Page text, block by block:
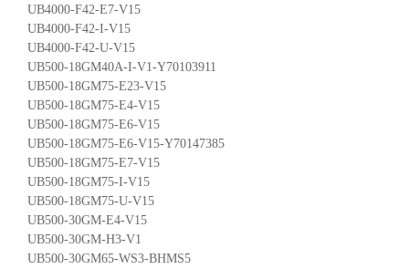
UB4000-F42-E7-V15
UB4000-F42-I-V15
UB4000-F42-U-V15
UB500-18GM40A-I-V1-Y70103911
UB500-18GM75-E23-V15
UB500-18GM75-E4-V15
UB500-18GM75-E6-V15
UB500-18GM75-E6-V15-Y70147385
UB500-18GM75-E7-V15
UB500-18GM75-I-V15
UB500-18GM75-U-V15
UB500-30GM-E4-V15
UB500-30GM-H3-V1
UB500-30GM65-WS3-BHMS5